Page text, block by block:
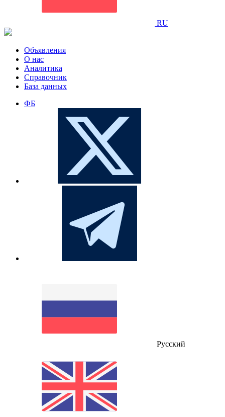
RU
Объявления
О нас
Аналитика
Справочник
База данных
ФБ
Русский